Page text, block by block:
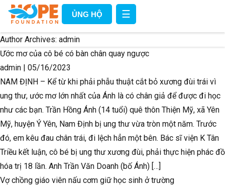
ỦNG HỘ ☰
Author Archives: admin
Ước mơ của cô bé có bàn chân quay ngược
admin | 05/16/2023
NAM ĐỊNH – Kể từ khi phải phẫu thuật cắt bỏ xương đùi trái vì
ung thư, ước mơ lớn nhất của Ánh là có chân giả để được đi học
như các bạn. Trần Hồng Ánh (14 tuổi) quê thôn Thiện Mỹ, xã Yên
Mỹ, huyện Ý Yên, Nam Định bị ung thư vừa tròn một năm. Trước
đó, em kêu đau chân trái, đi lệch hẳn một bên. Bác sĩ viện K Tân
Triều kết luận, cô bé bị ung thư xương đùi, phải thực hiện phác đồ
hóa trị 18 lần. Anh Trần Văn Doanh (bố Ánh) […]
Vợ chồng giáo viên nấu cơm giữ học sinh ở trường